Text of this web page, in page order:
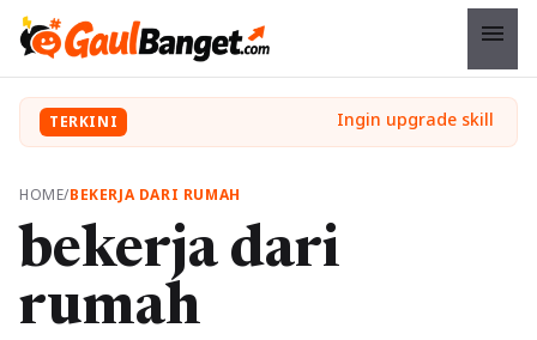
menu
TERKINI
HOME/BEKERJA DARI RUMAH
bekerja dari
rumah